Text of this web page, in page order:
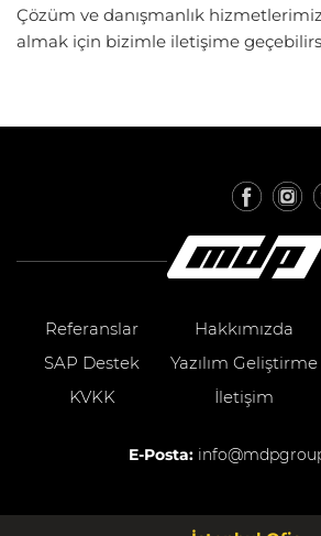
Çözüm ve danışmanlık
almak için bizimle iletişime
Referanslar Hakkımızda
SAP Destek
Yazılım Geliştirme
KVKK
İletişim
E-Posta: